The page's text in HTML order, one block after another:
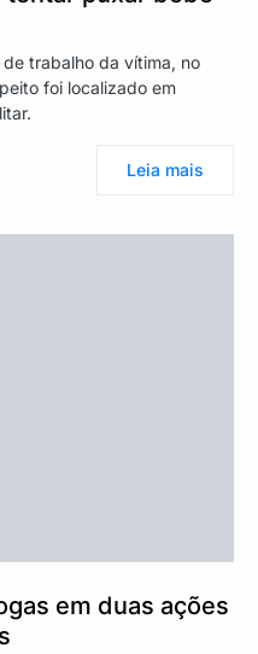
trabalho da vítima, no
foi localizado em
Leia mais
em duas ações